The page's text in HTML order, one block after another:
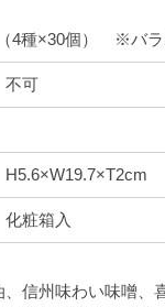
4種×30個） ※バ
不可
H5.6×W19.7×T2cm
化粧箱入
、信州味わい味噌、